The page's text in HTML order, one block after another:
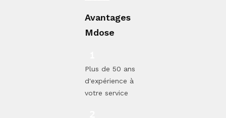
Avantages
Mdose
Plus de 50 ans
d'expérience à
votre service